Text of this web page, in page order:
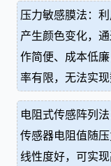
压力敏感膜法：
产生颜色变化，
作简便、成本低
率有限，无法实
电阻式传感阵列
传感器电阻值随
线性度好，可实